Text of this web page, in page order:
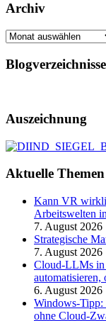
Archiv
Archiv
Blogverzeichnisse
Auszeichnung
Aktuelle Themen
Kann VR
Arbeitswelten
7. August 2026
Strategische
7. August 2026
Cloud-LLMs in
automatisieren,
6. August 2026
Windows-Tipp:
ohne Cloud-